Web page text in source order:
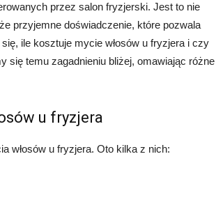
przez salon fryzjerski. Jest to nie
przyjemne doświadczenie, które pozwala
ile kosztuje mycie włosów u fryzjera i czy
się temu zagadnieniu bliżej, omawiając różne
u fryzjera
włosów u fryzjera. Oto kilka z nich: